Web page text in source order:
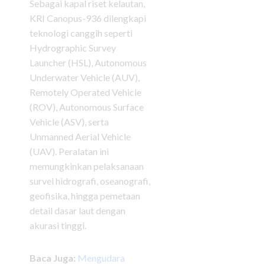
Sebagai kapal riset kelautan,
KRI Canopus-936 dilengkapi
teknologi canggih seperti
Hydrographic Survey
Launcher (HSL), Autonomous
Underwater Vehicle (AUV),
Remotely Operated Vehicle
(ROV), Autonomous Surface
Vehicle (ASV), serta
Unmanned Aerial Vehicle
(UAV). Peralatan ini
memungkinkan pelaksanaan
survei hidrografi, oseanografi,
geofisika, hingga pemetaan
detail dasar laut dengan
akurasi tinggi.
Baca Juga: Mengudara